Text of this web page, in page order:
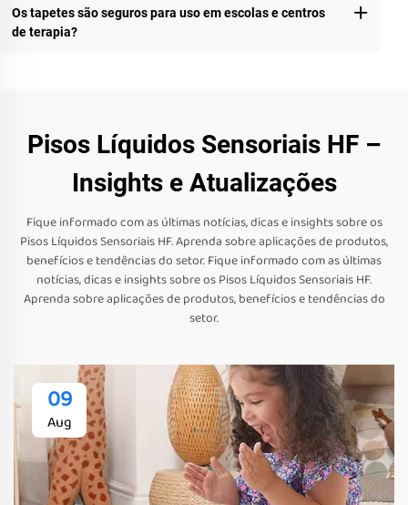
Os tapetes são seguros para uso em escolas e centros
de terapia?
Pisos Líquidos Sensoriais HF –
Insights e Atualizações
Fique informado com as últimas notícias, dicas e insights sobre os
Pisos Líquidos Sensoriais HF. Aprenda sobre aplicações de produtos,
benefícios e tendências do setor. Fique informado com as últimas
notícias, dicas e insights sobre os Pisos Líquidos Sensoriais HF.
Aprenda sobre aplicações de produtos, benefícios e tendências do
setor.
09
Aug